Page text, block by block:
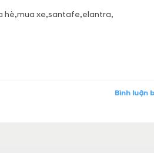
hè,mua xe,santafe,elantra,
Bình luận